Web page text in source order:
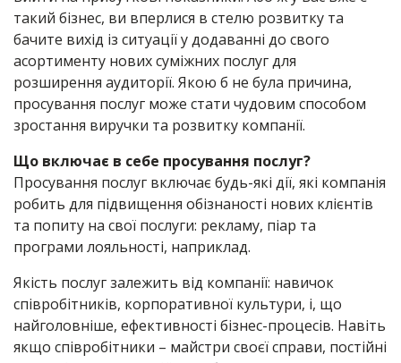
такий бізнес, ви вперлися в стелю розвитку та
бачите вихід із ситуації у додаванні до свого
асортименту нових суміжних послуг для
розширення аудиторії. Якою б не була причина,
просування послуг може стати чудовим способом
зростання виручки та розвитку компанії.
Що включає в себе просування послуг?
Просування послуг включає будь-які дії, які компанія
робить для підвищення обізнаності нових клієнтів
та попиту на свої послуги: рекламу, піар та
програми лояльності, наприклад.
Якість послуг залежить від компанії: навичок
співробітників, корпоративної культури, і, що
найголовніше, ефективності бізнес-процесів. Навіть
якщо співробітники – майстри своєї справи, постійні